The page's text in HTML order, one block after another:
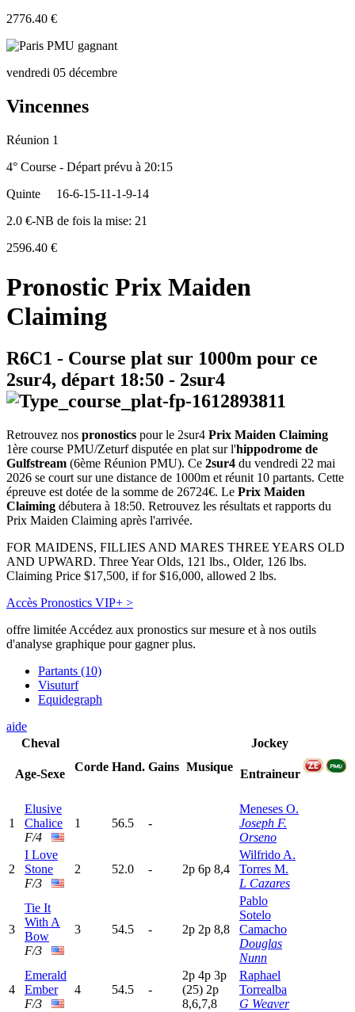
2776.40 €
vendredi 05 décembre
Vincennes
Réunion 1
4° Course - Départ prévu à 20:15
Quinte
16-6-15-11-1-9-14
2.0 €-NB de fois la mise: 21
2596.40 €
Pronostic Prix Maiden
Claiming
R6C1 - Course plat sur 1000m pour ce
2sur4, départ 18:50 - 2sur4
Retrouvez nos pronostics pour le 2sur4 Prix Maiden Claiming
1ère course PMU/Zeturf disputée en plat sur l'hippodrome de
Gulfstream (6ème Réunion PMU). Ce 2sur4 du vendredi 22 mai
2026 se court sur une distance de 1000m et réunit 10 partants. Cette
épreuve est dotée de la somme de 26724€. Le Prix Maiden
Claiming débutera à 18:50. Retrouvez les résultats et rapports du
Prix Maiden Claiming après l'arrivée.
FOR MAIDENS, FILLIES AND MARES THREE YEARS OLD
AND UPWARD. Three Year Olds, 121 lbs., Older, 126 lbs.
Claiming Price $17,500, if for $16,000, allowed 2 lbs.
Accès Pronostics VIP+ >
offre limitée Accédez aux pronostics sur mesure et à nos outils
d'analyse graphique pour gagner plus.
Partants (10)
Visuturf
Equidegraph
aide
Cheval
Age-Sexe
Corde Hand. Gains Musique
Jockey
Entraineur
1
Elusive
Chalice
F/4
1 56.5 -
Meneses O.
Joseph F.
Orseno
2
I Love
Stone
F/3
2 52.0 - 2p 6p 8,4
Wilfrido A.
Torres M.
L Cazares
3
Tie It
With A
Bow
F/3
3 54.5 - 2p 2p 8,8
Pablo
Sotelo
Camacho
Douglas
Nunn
4
Emerald
Ember
F/3
4 54.5 -
2p 4p 3p
(25) 2p
8,6,7,8
Raphael
Torrealba
G Weaver